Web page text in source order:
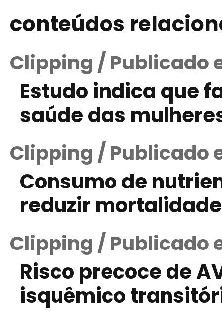
conteúdos
Clipping / Publicado
Estudo indica que
saúde das
Clipping / Publicado
Consumo de
reduzir
Clipping / Publicado
Risco precoce de
isquêmico